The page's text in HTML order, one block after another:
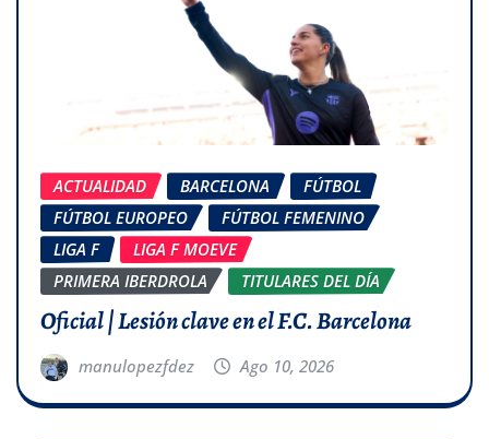
ACTUALIDAD BARCELONA
FÚTBOL
FÚTBOL EUROPEO
FÚTBOL FEMENINO
LIGA F
LIGA F MOEVE
PRIMERA IBERDROLA
TITULARES DEL DÍA
Oficial | Lesión clave en el F.C. Barcelona
manulopezfdez Ago 10, 2026